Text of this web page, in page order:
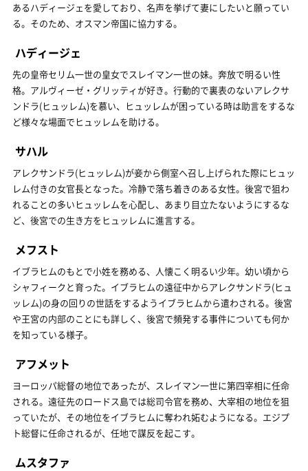
あるハディージェを愛しており、名声を挙げて妻にしたいと願ってい
る。そのため、オスマン帝国に協力する。
ハディージェ
先の皇帝セリム一世の皇女でスレイマン一世の妹。奔放で明るい性
格。アルヴィーゼ・グリッティが好き。行動的で裏表のないアレクサ
ンドラ(ヒュッレム)を慕い、ヒュッレムが困っている時は助言をするな
ど様々な場面でヒュッレムを助ける。
サハル
アレクサンドラ(ヒュッレム)が妾から側室へ召し上げられた際にヒュッ
レム付きの女官長となった。冷静で落ち着きのある女性。後宮で狙わ
れることの多いヒュッレムを心配し、あまり目立たないようにするな
ど、後宮での生き方をヒュッレムに進言する。
メフスト
イブラヒムのもとで小姓を務める、人懐こく明るい少年。幼い頃から
シャフィークと育った。イブラヒムの遠征中からアレクサンドラ(ヒュ
ッレム)の身の回りの世話をするようイブラヒムから遣わされる。後宮
や王宮の内部のことにも詳しく、後宮で頻発する事件についても何か
を知っている様子。
アフメット
ヨーロッパ総督の地位であったが、スレイマン一世に第四宰相に任命
される。遠征先のロードス島では総司令官を務め、大宰相の地位を狙
っていたが、その地位をイブラヒムに奪われ妬むようになる。エジプ
ト総督に任命されるが、任地で謀反を起こす。
ムスタファ